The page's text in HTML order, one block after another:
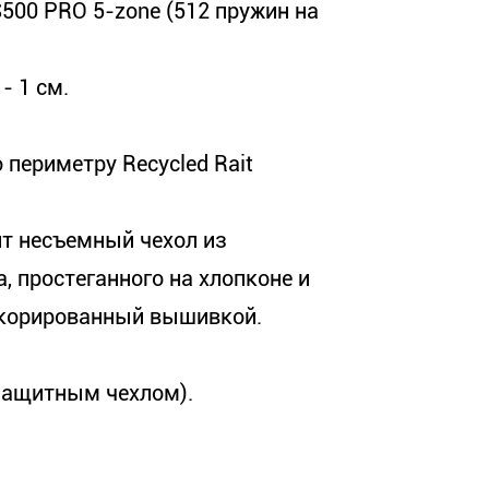
PRO 5-zone (512 пружин на
- 1 см.
Recycled Rait
несъемный чехол из
на хлопконе и
вышивкой.
чехлом).